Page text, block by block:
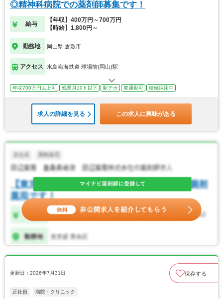
◎精神科病院での薬剤師募集です！
給与
【年収】400万円～700万円
【時給】1,800円～
勤務地 岡山県 倉敷市
アクセス 水島臨海鉄道 球場前(岡山)駅
年収700万円以上可 残業月10ｈ以下 駅チカ 車通勤可 積極採用中
求人の詳細を見る この求人に興味がある
更新日：2026年7月31日 保存する
正社員 病院・クリニック